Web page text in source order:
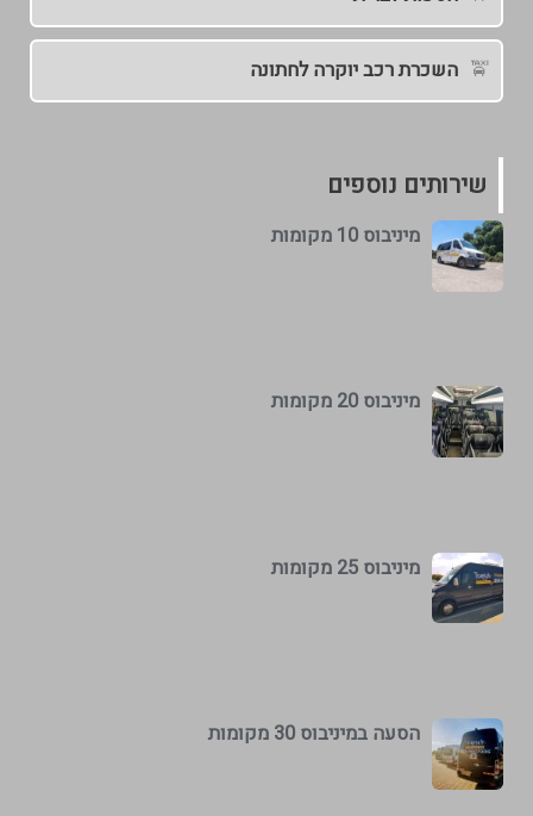
השכרת רכב יוקרה לחתונה
שירותים נוספים
מיניבוס 10 מקומות
מיניבוס 20 מקומות
מיניבוס 25 מקומות
הסעה במיניבוס 30 מקומות